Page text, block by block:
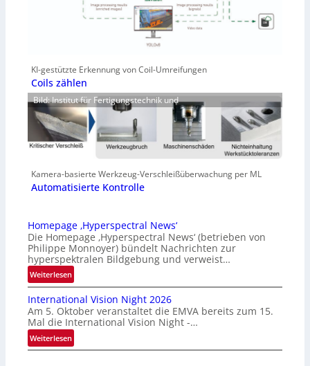
KI-gestützte Erkennung von Coil-Umreifungen
Coils zählen
Bild: Institut für Fertigungstechnik und
Kamera-basierte Werkzeug-Verschleißüberwachung per ML
Automatisierte Kontrolle
Homepage ‚Hyperspectral News‘
Die Homepage ‚Hyperspectral News‘ (betrieben von
Philippe Monnoyer) bündelt Nachrichten zur
hyperspektralen Bildgebung und verweist…
Weiterlesen:
H
o
m
e
p
a
International Vision Night 2026
Am 5. Oktober veranstaltet die EMVA bereits zum 15.
Mal die International Vision Night -…
Weiterlesen:
I